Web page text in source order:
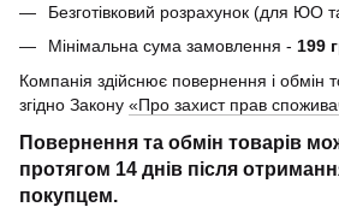
Безготівковий розрахунок (для ЮО
Мінімальна сума замовлення - 199
Компанія здійснює повернення і обмін
згідно Закону «Про захист прав
Повернення та обмін товарів
протягом 14 днів після
покупцем.